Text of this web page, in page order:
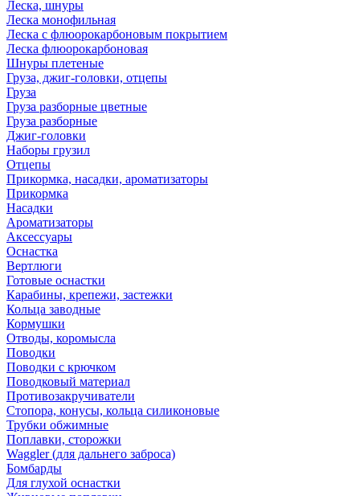
Леска, шнуры
Леска монофильная
Леска с флюорокарбоновым покрытием
Леска флюорокарбоновая
Шнуры плетеные
Груза, джиг-головки, отцепы
Груза
Груза разборные цветные
Груза разборные
Джиг-головки
Наборы грузил
Отцепы
Прикормка, насадки, ароматизаторы
Прикормка
Насадки
Ароматизаторы
Аксессуары
Оснастка
Вертлюги
Готовые оснастки
Карабины, крепежи, застежки
Кольца заводные
Кормушки
Отводы, коромысла
Поводки
Поводки с крючком
Поводковый материал
Противозакручиватели
Стопора, конусы, кольца силиконовые
Трубки обжимные
Поплавки, сторожки
Waggler (для дальнего заброса)
Бомбарды
Для глухой оснастки